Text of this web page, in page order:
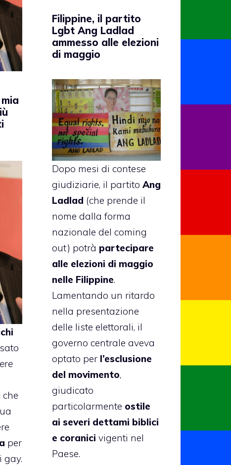
che
per
gay.
Filippine, il partito
Lgbt Ang Ladlad
ammesso alle elezioni
di maggio
Dopo mesi di contese
giudiziarie, il partito Ang
Ladlad (che prende il
nome dalla forma
nazionale del coming
out) potrà partecipare
alle elezioni di maggio
nelle Filippine.
Lamentando un ritardo
nella presentazione
delle liste elettorali, il
governo centrale aveva
optato per l’esclusione
del movimento,
giudicato
particolarmente ostile
ai severi dettami biblici
e coranici vigenti nel
Paese.